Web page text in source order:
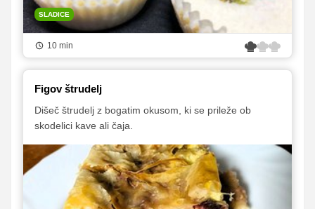
SLADICE
10 min
Figov štrudelj
Dišeč štrudelj z bogatim okusom, ki se prileže ob
skodelici kave ali čaja.